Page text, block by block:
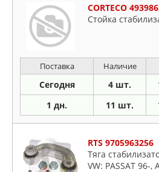
CORTECO
Стойка
Поставка Наличие
Сегодня 4 шт.
1 дн. 11 шт.
RTS 9705963256
Тяга
VW: PASSAT 96-,